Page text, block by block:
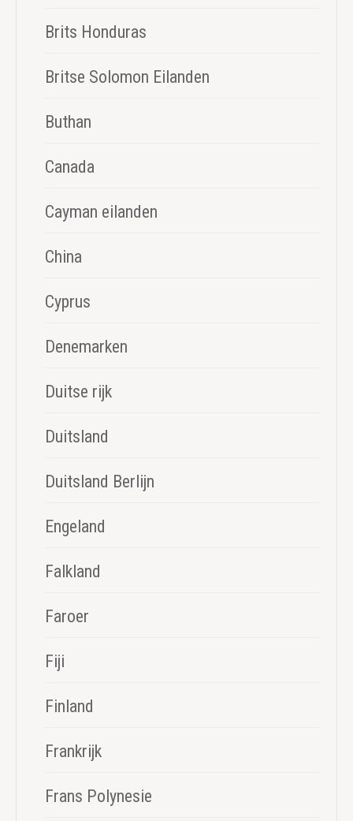
Brits Honduras
Britse Solomon Eilanden
Buthan
Canada
Cayman eilanden
China
Cyprus
Denemarken
Duitse rijk
Duitsland
Duitsland Berlijn
Engeland
Falkland
Faroer
Fiji
Finland
Frankrijk
Frans Polynesie